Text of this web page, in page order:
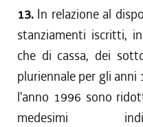
13. In relazione al
stanziamenti iscritti,
che di cassa, dei
pluriennale per gli
l'anno 1996 sono
medesimi